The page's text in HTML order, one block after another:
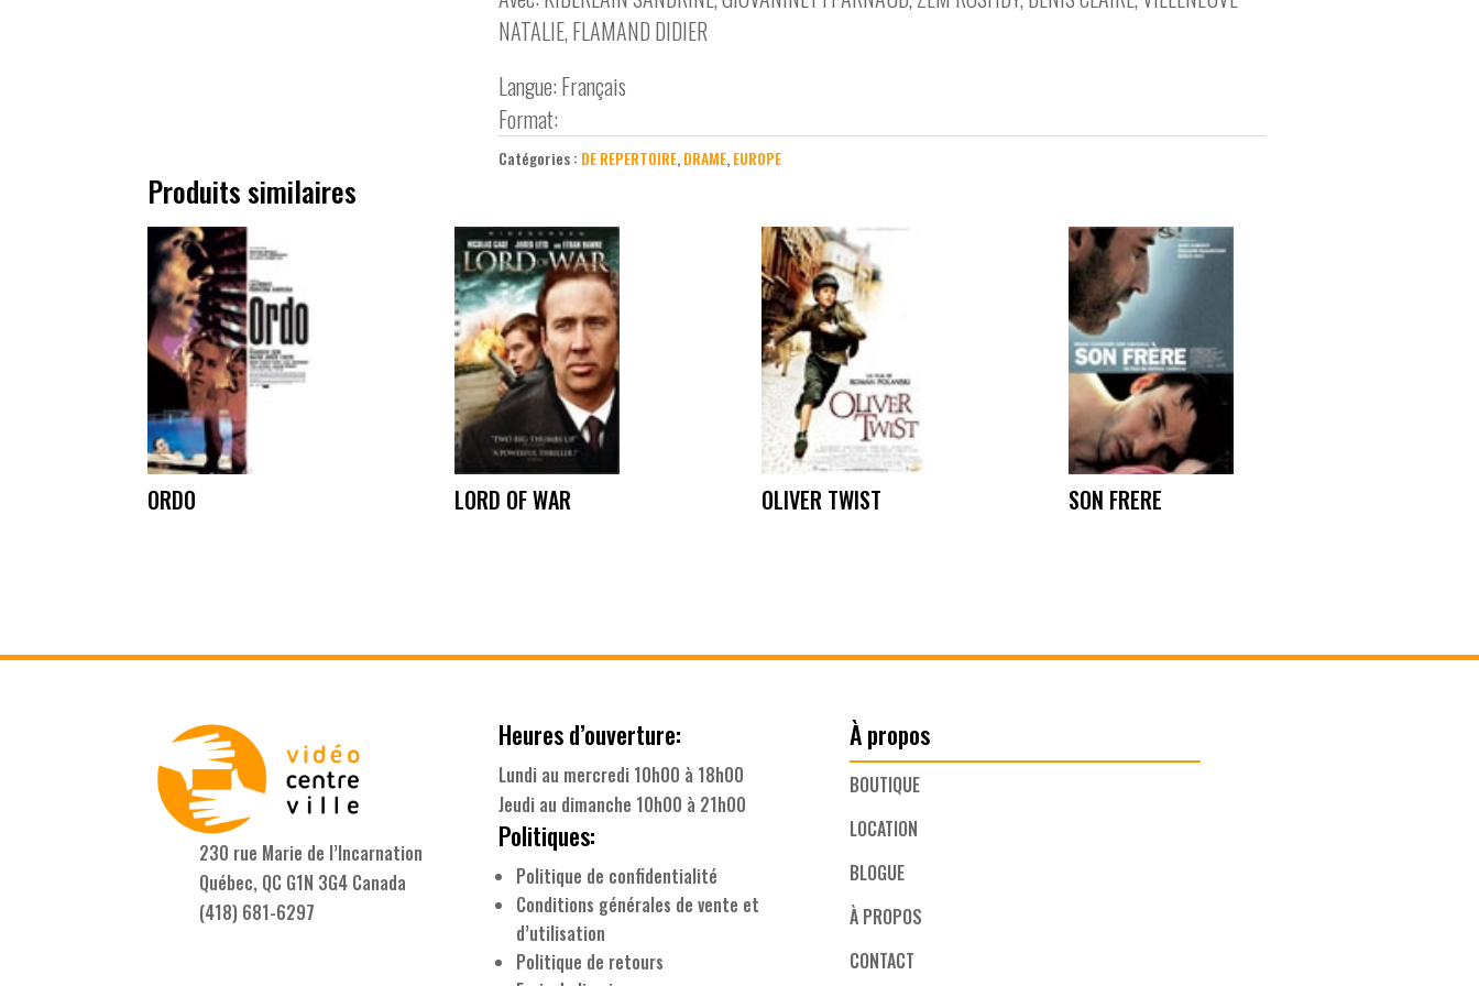
NATALIE, FLAMAND DIDIER
Langue: Français
Format:
Catégories : DE REPERTOIRE,DRAME,EUROPE
Produits similaires
ORDO LORD OF WAR OLIVER TWIST SON FRERE
230 rue Marie de l’Incarnation
Québec, QC G1N 3G4 Canada
(418) 681-6297
Heures d’ouverture:
Lundi au mercredi 10h00 à 18h00
Jeudi au dimanche 10h00 à 21h00
Politiques:
Politique de confidentialité
Conditions générales de vente et
d’utilisation
Politique de retours
À propos
BOUTIQUE
LOCATION
BLOGUE
À PROPOS
CONTACT